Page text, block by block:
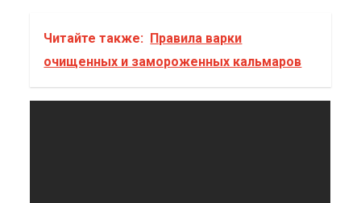
Читайте также: Правила варки
очищенных и замороженных кальмаров